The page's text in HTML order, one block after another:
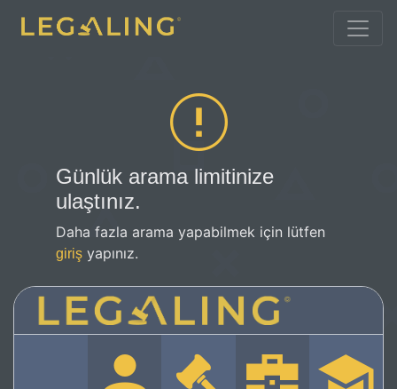
Günlük arama limitinize
ulaştınız.
Daha fazla arama yapabilmek için lütfen
giriş yapınız.